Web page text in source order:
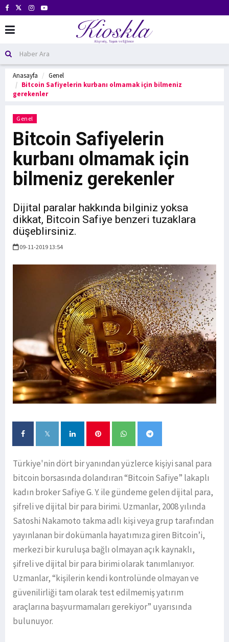
Anasayfa
Genel
Bitcoin Safiyelerin kurbanı olmamak için bilmeniz
gerekenler
Genel
Bitcoin Safiyelerin
kurbanı olmamak için
bilmeniz gerekenler
Dijital paralar hakkında bilginiz yoksa
dikkat, Bitcoin Safiye benzeri tuzaklara
düşeblirsiniz.
09-11-2019 13:54
Türkiye'nin dört bir yanından yüzlerce kişiyi sanal para
bitcoin borsasında dolandıran “Bitcoin Safiye” lakaplı
kadın broker Safiye G. Y. ile gündeme gelen dijital para,
şifreli ve dijital bir para birimi. Uzmanlar, 2008 yılında
Satoshi Nakamoto takma adlı kişi veya grup tarafından
yayınlanan bir dokümanla hayatımıza giren Bitcoin’i,
merkezi bir kuruluşa bağlı olmayan açık kaynaklı,
şifreli ve dijital bir para birimi olarak tanımlanıyor.
Uzmanlar, “kişilerin kendi kontrolünde olmayan ve
güvenilirliği tam olarak test edilmemiş yatırım
araçlarına başvurmamaları gerekiyor” uyarısında
bulunuyor.